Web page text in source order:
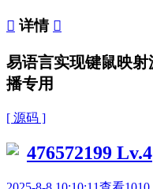
 详情 
易语言实现键鼠映
播专用
[ 源码 ]
476572199 Lv.4